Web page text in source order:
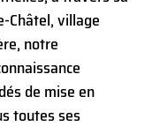
Châtel, village
notre
de mise en
toutes ses